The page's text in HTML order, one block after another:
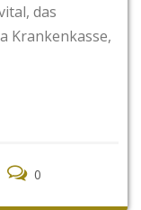
das
Krankenkasse,
0